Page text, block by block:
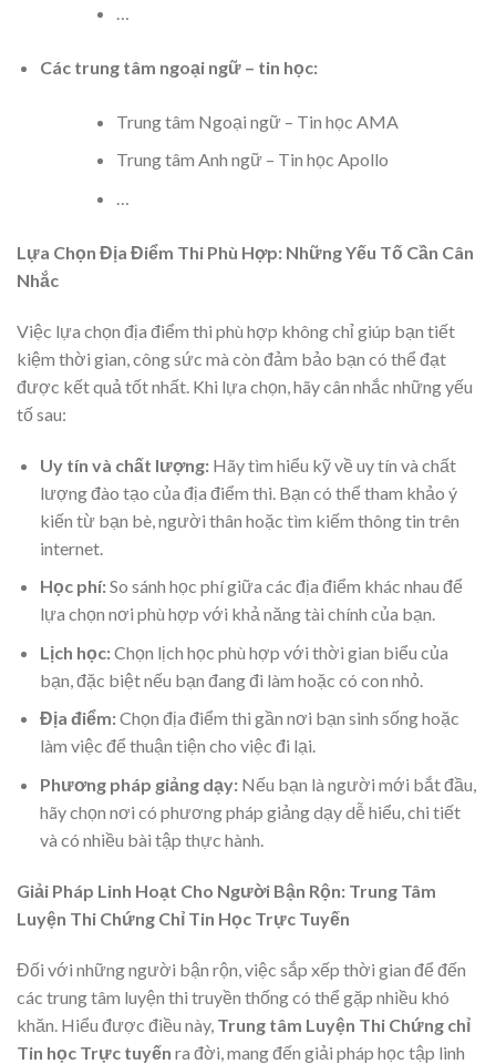
…
Các trung tâm ngoại ngữ – tin học:
Trung tâm Ngoại ngữ – Tin học AMA
Trung tâm Anh ngữ – Tin học Apollo
…
Lựa Chọn Địa Điểm Thi Phù Hợp: Những Yếu Tố Cần Cân
Nhắc
Việc lựa chọn địa điểm thi phù hợp không chỉ giúp bạn tiết
kiệm thời gian, công sức mà còn đảm bảo bạn có thể đạt
được kết quả tốt nhất. Khi lựa chọn, hãy cân nhắc những yếu
tố sau:
Uy tín và chất lượng:Hãy tìm hiểu kỹ về uy tín và chất
lượng đào tạo của địa điểm thi. Bạn có thể tham khảo ý
kiến từ bạn bè, người thân hoặc tìm kiếm thông tin trên
internet.
Học phí:So sánh học phí giữa các địa điểm khác nhau để
lựa chọn nơi phù hợp với khả năng tài chính của bạn.
Lịch học:Chọn lịch học phù hợp với thời gian biểu của
bạn, đặc biệt nếu bạn đang đi làm hoặc có con nhỏ.
Địa điểm:Chọn địa điểm thi gần nơi bạn sinh sống hoặc
làm việc để thuận tiện cho việc đi lại.
Phương pháp giảng dạy:Nếu bạn là người mới bắt đầu,
hãy chọn nơi có phương pháp giảng dạy dễ hiểu, chi tiết
và có nhiều bài tập thực hành.
Giải Pháp Linh Hoạt Cho Người Bận Rộn: Trung Tâm
Luyện Thi Chứng Chỉ Tin Học Trực Tuyến
Đối với những người bận rộn, việc sắp xếp thời gian để đến
các trung tâm luyện thi truyền thống có thể gặp nhiều khó
khăn. Hiểu được điều này, Trung tâm Luyện Thi Chứng chỉ
Tin học Trực tuyến ra đời, mang đến giải pháp học tập linh